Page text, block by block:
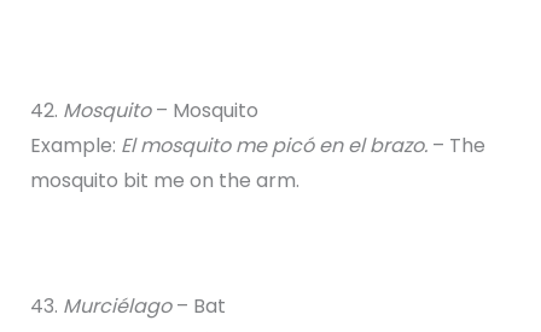
42. Mosquito– Mosquito
Example: El mosquito me picó en el brazo.– The
mosquito bit me on the arm.
43. Murciélago– Bat